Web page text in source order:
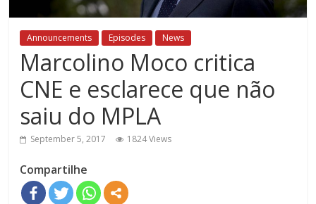
Announcements Episodes News
Marcolino Moco critica
CNE e esclarece que não
saiu do MPLA
September 5, 2017 1824 Views
Compartilhe